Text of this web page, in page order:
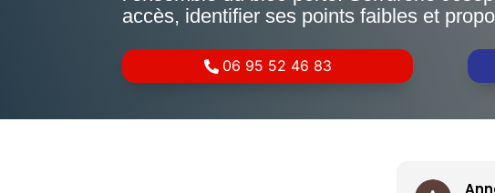
accès, identifier ses points faibles et
06 95 52 46 83